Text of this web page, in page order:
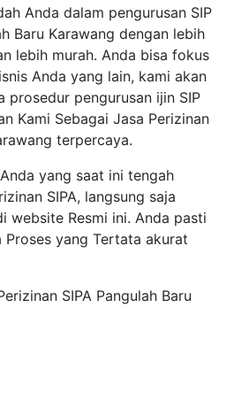
Anda dalam pengurusan SIP
Baru Karawang dengan lebih
lebih murah. Anda bisa fokus
Anda yang lain, kami akan
prosedur pengurusan ijin SIP
Kami Sebagai Jasa Perizinan
terpercaya.
yang saat ini tengah
SIPA, langsung saja
website Resmi ini. Anda pasti
yang Tertata akurat
SIPA Pangulah Baru